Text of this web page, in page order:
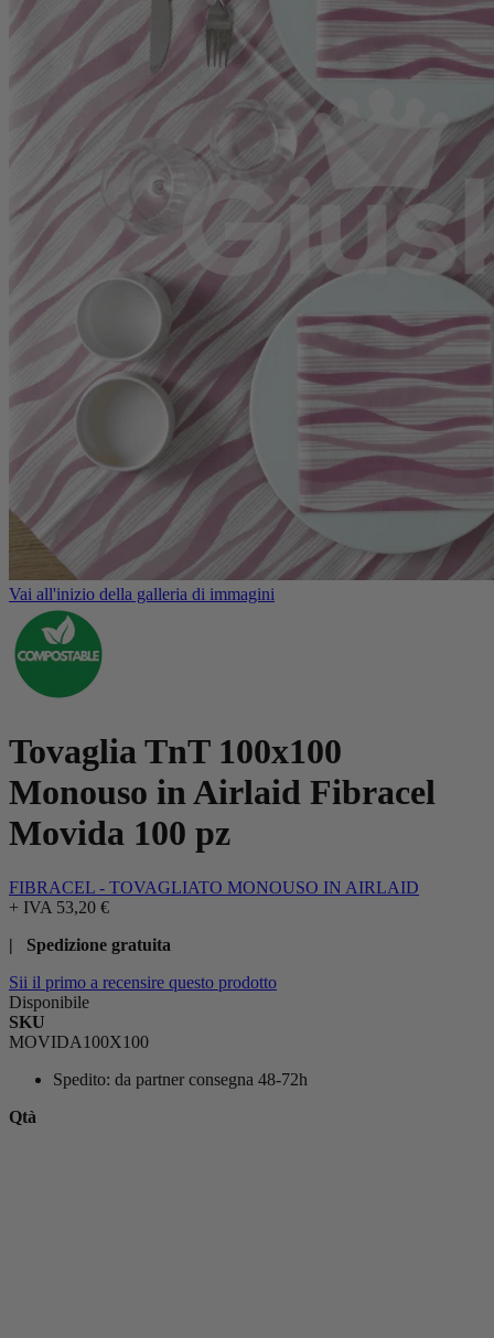
Vai all'inizio della galleria di immagini
Tovaglia TnT 100x100
Monouso in Airlaid Fibracel
Movida 100 pz
FIBRACEL - TOVAGLIATO MONOUSO IN AIRLAID
+ IVA 53,20 €
| Spedizione gratuita
Sii il primo a recensire questo prodotto
Disponibile
SKU
MOVIDA100X100
Spedito: da partner consegna 48-72h
Qtà